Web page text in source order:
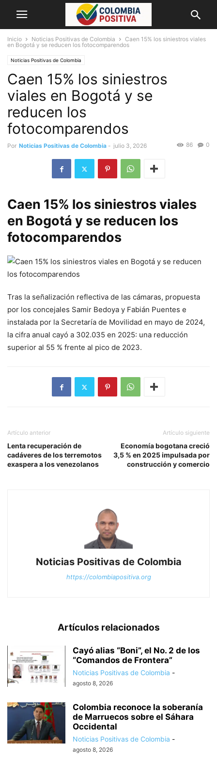
Inicio Noticias Positivas de Colombia
Caen 15% los siniestros viales
en Bogotá y se reducen los fotocomparendos
Noticias Positivas de Colombia
Caen 15% los siniestros
viales en Bogotá y se
reducen los
fotocomparendos
Por Noticias Positivas de Colombia - julio 3, 2026 0
86
Caen 15% los siniestros viales
en Bogotá y se reducen los
fotocomparendos
Tras la señalización reflectiva de las cámaras, propuesta
por los concejales Samir Bedoya y Fabián Puentes e
instalada por la Secretaría de Movilidad en mayo de 2024,
la cifra anual cayó a 302.035 en 2025: una reducción
superior al 55 % frente al pico de 2023.
Artículo anterior
Lenta recuperación de
cadáveres de los terremotos
exaspera a los venezolanos
Artículo siguiente
Economía bogotana creció
3,5 % en 2025 impulsada por
construcción y comercio
Noticias Positivas de Colombia
https://colombiapositiva.org
Artículos relacionados
Cayó alias “Boni”, el No. 2 de los
“Comandos de Frontera”
Noticias Positivas de Colombia -
agosto 8, 2026
Colombia reconoce la soberanía
de Marruecos sobre el Sáhara
Occidental
Noticias Positivas de Colombia -
agosto 8, 2026